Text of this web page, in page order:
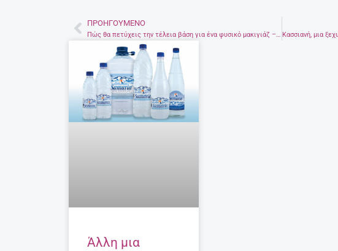
Prev
ΠΡΟΗΓΟΎΜΕΝΟ
Πώς θα πετύχεις την τέλεια βάση για ένα φυσικό μακιγιάζ – Τα τρία βήματα
Άλλη μια